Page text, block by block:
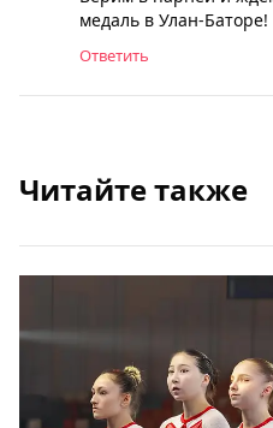
медаль в Улан-Баторе!
Ответить
Читайте также